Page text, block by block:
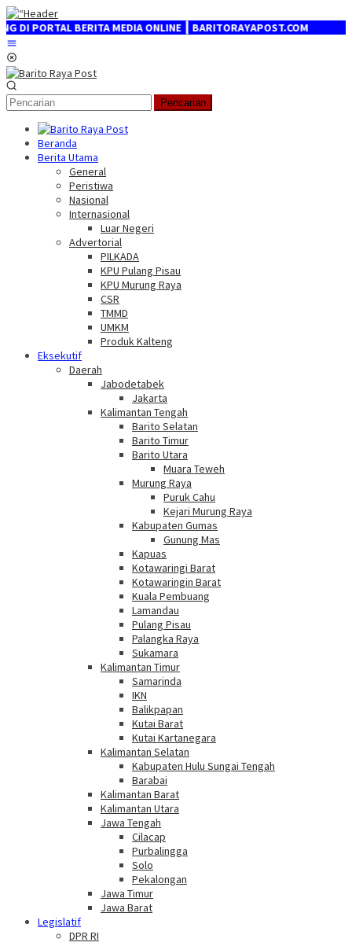
Loncat
ke
konten
BERITA MEDIA ONLINE ┃ BARITORAYAPOST.COM
Pencarian
Beranda
Berita Utama
General
Peristiwa
Nasional
Internasional
Luar Negeri
Advertorial
PILKADA
KPU Pulang Pisau
KPU Murung Raya
CSR
TMMD
UMKM
Produk Kalteng
Eksekutif
Daerah
Jabodetabek
Jakarta
Kalimantan Tengah
Barito Selatan
Barito Timur
Barito Utara
Muara Teweh
Murung Raya
Puruk Cahu
Kejari Murung Raya
Kabupaten Gumas
Gunung Mas
Kapuas
Kotawaringi Barat
Kotawaringin Barat
Kuala Pembuang
Lamandau
Pulang Pisau
Palangka Raya
Sukamara
Kalimantan Timur
Samarinda
IKN
Balikpapan
Kutai Barat
Kutai Kartanegara
Kalimantan Selatan
Kabupaten Hulu Sungai Tengah
Barabai
Kalimantan Barat
Kalimantan Utara
Jawa Tengah
Cilacap
Purbalingga
Solo
Pekalongan
Jawa Timur
Jawa Barat
Legislatif
DPR RI